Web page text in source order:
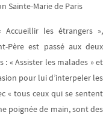
Sainte-Marie de Paris
les étrangers »,
Père est passé aux deux
« Assister les malades » et
pour lui d’interpeler les
« tous ceux qui se sentent
poignée de main, sont des